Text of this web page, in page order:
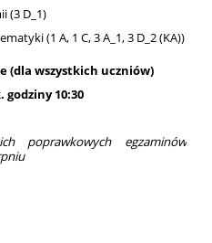
(3 D_1)
(1 A, 1 C, 3 A_1, 3 D_2 (KA))
(dla wszystkich uczniów)
10:30
poprawkowych egzaminów